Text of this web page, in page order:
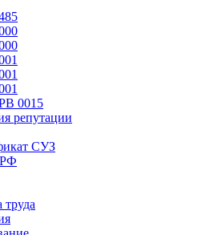
0015
репутации
СУЗ
труда